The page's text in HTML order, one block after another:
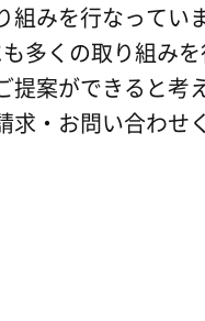
組みを行なってい
多くの取り組みを
提案ができると考
求・お問い合わせ